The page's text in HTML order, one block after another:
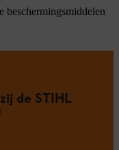
beschermingsmiddelen
de STIHL